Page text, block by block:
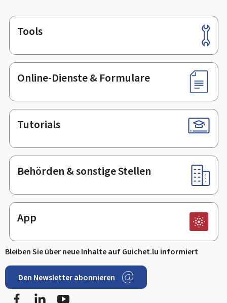
Footer
Tools
Online-Dienste & Formulare
Tutorials
Behörden & sonstige Stellen
App
Bleiben Sie über neue Inhalte auf Guichet.lu informiert
Den Newsletter abonnieren
FacebookLinkedIn